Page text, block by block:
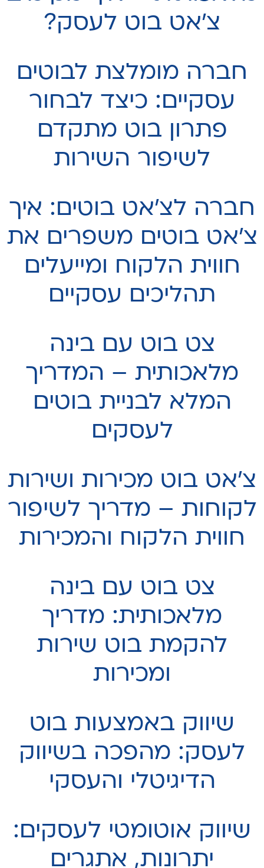
צ׳אט בוט לעסק?
חברה מומלצת לבוטים
עסקיים: כיצד לבחור
פתרון בוט מתקדם
לשיפור השירות
חברה לצ׳אט בוטים: איך
צ'אט בוטים משפרים את
חווית הלקוח ומייעלים
תהליכים עסקיים
צט בוט עם בינה
מלאכותית – המדריך
המלא לבניית בוטים
לעסקים
צ'אט בוט מכירות ושירות
לקוחות – מדריך לשיפור
חווית הלקוח והמכירות
צט בוט עם בינה
מלאכותית: מדריך
להקמת בוט שירות
ומכירות
שיווק באמצעות בוט
לעסק: מהפכה בשיווק
הדיגיטלי והעסקי
שיווק אוטומטי לעסקים:
יתרונות, אתגרים